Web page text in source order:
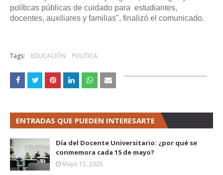
políticas públicas de cuidado para estudiantes,
docentes, auxiliares y familias", finalizó el comunicado.
Tags: EDUCACIÓN POLÍTICA
ENTRADAS QUE PUEDEN INTERESARTE
Día del Docente Universitario: ¿por qué se
conmemora cada 15 de mayo?
Mayo 15, 2025